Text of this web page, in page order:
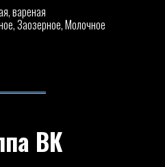
вареная
Заозерное, Молочное
ВК